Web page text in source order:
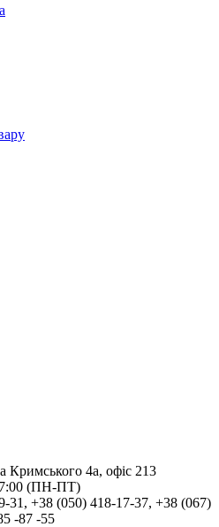
Кримського 4а, офіс 213
(ПН-ПТ)
31 , +38 (050) 418-17-37, +38 (067)
-87 -55